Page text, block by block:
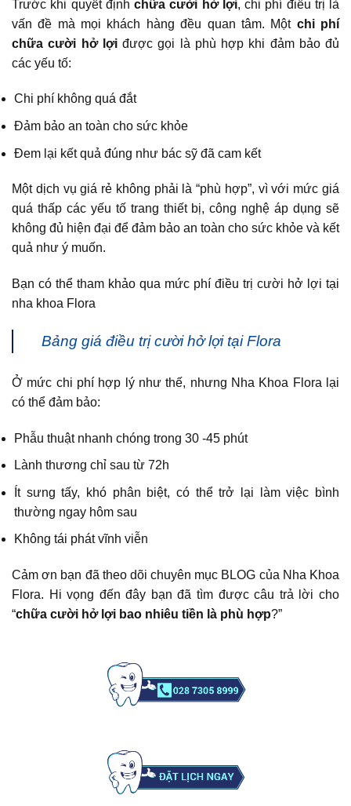
Trước khi quyết định chữa cười hở lợi, chi phí điều trị là
vấn đề mà mọi khách hàng đều quan tâm. Một chi phí
chữa cười hở lợiđược gọi là phù hợp khi đảm bảo đủ
các yếu tố:
Chi phí không quá đắt
Đảm bảo an toàn cho sức khỏe
Đem lại kết quả đúng như bác sỹ đã cam kết
Một dịch vụ giá rẻ không phải là “phù hợp”, vì với mức giá
quá thấp các yếu tố trang thiết bị, công nghệ áp dụng sẽ
không đủ hiện đại để đảm bảo an toàn cho sức khỏe và kết
quả như ý muốn.
Bạn có thể tham khảo qua mức phí điều trị cười hở lợi tại
nha khoa Flora
Bảng giá điều trị cười hở lợi tại Flora
Ở mức chi phí hợp lý như thế, nhưng Nha Khoa Flora lại
có thể đảm bảo:
Phẫu thuật nhanh chóng trong 30 -45 phút
Lành thương chỉ sau từ 72h
Ít sưng tấy, khó phân biệt, có thể trở lại làm việc bình
thường ngay hôm sau
Không tái phát vĩnh viễn
Cảm ơn bạn đã theo dõi chuyên mục BLOG của Nha Khoa
Flora. Hi vọng đến đây bạn đã tìm được câu trả lời cho
“chữa cười hở lợi bao nhiêu tiền là phù hợp?”